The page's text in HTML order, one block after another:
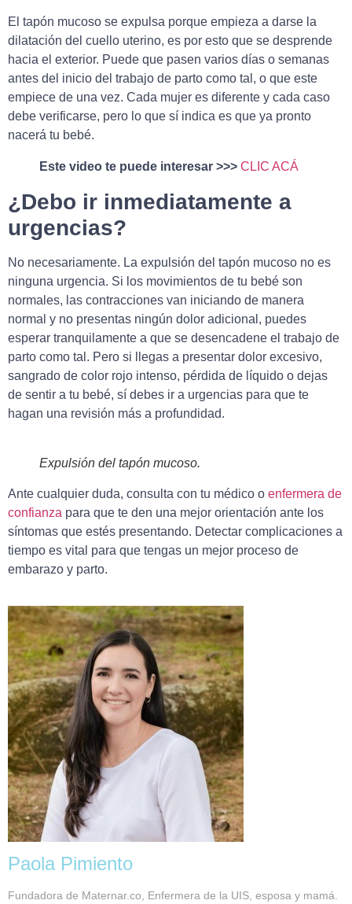
El tapón mucoso se expulsa porque empieza a darse la
dilatación del cuello uterino, es por esto que se desprende
hacia el exterior. Puede que pasen varios días o semanas
antes del inicio del trabajo de parto como tal, o que este
empiece de una vez. Cada mujer es diferente y cada caso
debe verificarse, pero lo que sí indica es que ya pronto
nacerá tu bebé.
Este video te puede interesar >>> CLIC ACÁ
¿Debo ir inmediatamente a
urgencias?
No necesariamente. La expulsión del tapón mucoso no es
ninguna urgencia. Si los movimientos de tu bebé son
normales, las contracciones van iniciando de manera
normal y no presentas ningún dolor adicional, puedes
esperar tranquilamente a que se desencadene el trabajo de
parto como tal. Pero si llegas a presentar dolor excesivo,
sangrado de color rojo intenso, pérdida de líquido o dejas
de sentir a tu bebé, sí debes ir a urgencias para que te
hagan una revisión más a profundidad.
Expulsión del tapón mucoso.
Ante cualquier duda, consulta con tu médico o enfermera de
confianza para que te den una mejor orientación ante los
síntomas que estés presentando. Detectar complicaciones a
tiempo es vital para que tengas un mejor proceso de
embarazo y parto.
Paola Pimiento
Fundadora de Maternar.co, Enfermera de la UIS, esposa y mamá.